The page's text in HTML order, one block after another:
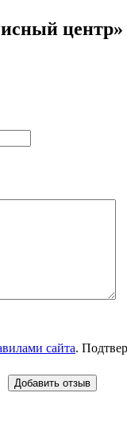
центр»
сайта.
Добавить отзыв